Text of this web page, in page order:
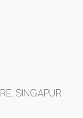
SINGAPUR